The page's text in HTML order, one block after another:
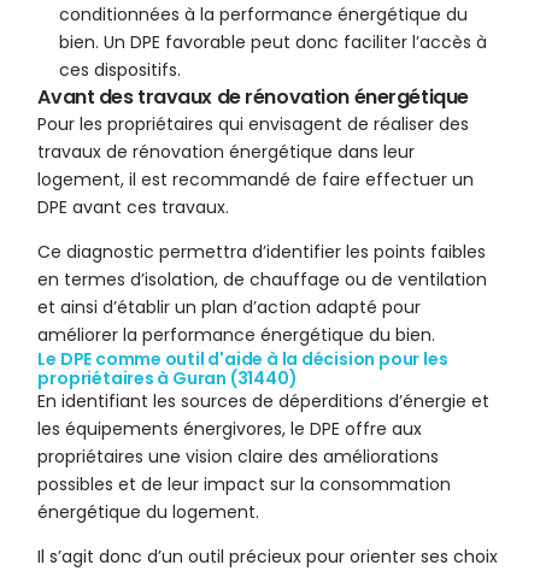
conditionnées à la performance énergétique du
bien. Un DPE favorable peut donc faciliter l’accès à
ces dispositifs.
Avant des travaux de rénovation énergétique
Pour les propriétaires qui envisagent de réaliser des
travaux de rénovation énergétique dans leur
logement, il est recommandé de faire effectuer un
DPE avant ces travaux.
Ce diagnostic permettra d’identifier les points faibles
en termes d’isolation, de chauffage ou de ventilation
et ainsi d’établir un plan d’action adapté pour
améliorer la performance énergétique du bien.
Le DPE comme outil d'aide à la décision pour les
propriétaires à Guran (31440)
En identifiant les sources de déperditions d’énergie et
les équipements énergivores, le DPE offre aux
propriétaires une vision claire des améliorations
possibles et de leur impact sur la consommation
énergétique du logement.
Il s’agit donc d’un outil précieux pour orienter ses choix